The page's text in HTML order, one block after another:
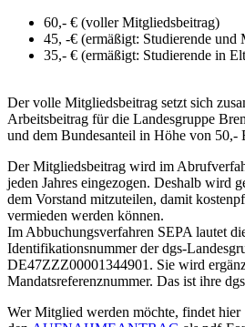
60,- € (voller Mitgliedsbeitrag)
45, -€ (ermäßigt: Studierende
35,- € (ermäßigt: Studierende in
Der volle Mitgliedsbeitrag setzt sich
Arbeitsbeitrag für die Landesgruppe
und dem Bundesanteil in Höhe von
Der Mitgliedsbeitrag wird im
jeden Jahres eingezogen. Deshalb wird
dem Vorstand mitzuteilen, damit
vermieden werden können.
Im Abbuchungsverfahren SEPA lautet
Identifikationsnummer der dgs-
DE47ZZZ00001344901. Sie wird
Mandatsreferenznummer. Das ist ihre
Wer Mitglied werden möchte, findet hier